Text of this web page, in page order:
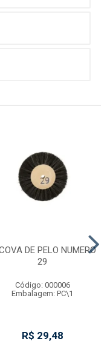
DE PELO NUMERO
29
Código: 000006
Embalagem: PC\1
R$ 29,48